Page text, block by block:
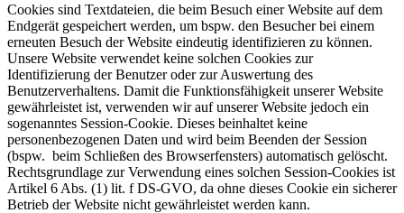
Cookies sind Textdateien, die beim Besuch einer Website auf dem
Endgerät gespeichert werden, um bspw. den Besucher bei einem
erneuten Besuch der Website eindeutig identifizieren zu können.
Unsere Website verwendet keine solchen Cookies zur
Identifizierung der Benutzer oder zur Auswertung des
Benutzerverhaltens. Damit die Funktionsfähigkeit unserer Website
gewährleistet ist, verwenden wir auf unserer Website jedoch ein
sogenanntes Session-Cookie. Dieses beinhaltet keine
personenbezogenen Daten und wird beim Beenden der Session
(bspw. beim Schließen des Browserfensters) automatisch gelöscht.
Rechtsgrundlage zur Verwendung eines solchen Session-Cookies ist
Artikel 6 Abs. (1) lit. f DS-GVO, da ohne dieses Cookie ein sicherer
Betrieb der Website nicht gewährleistet werden kann.